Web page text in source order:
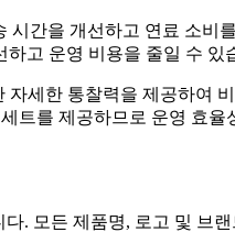
간을 개선하고 연료 소비
고 운영 비용을 줄일 수 있
세한 통찰력을 제공하여
트를 제공하므로 운영 효율
. 모든 제품명, 로고 및 브